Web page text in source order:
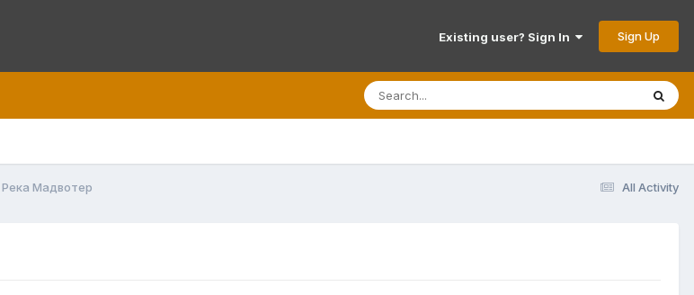
Existing user? Sign In Sign Up
All Activity
Река Мадвотер